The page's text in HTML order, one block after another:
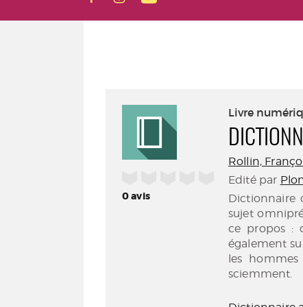
0avis
Livre
Rollin,
Edité par
Dictionnaire
sujet
ce propos :
également
les
sciemment.